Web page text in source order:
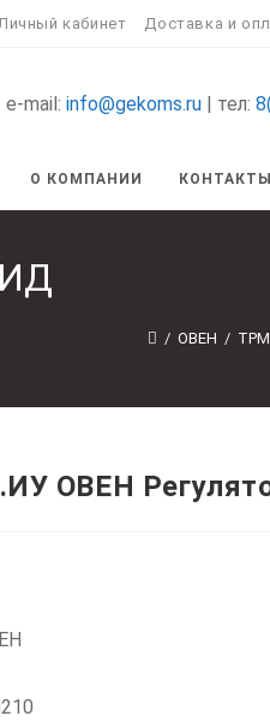
кабинет Доставка и
e-mail: info@gekoms.ru | тел:
О КОМПАНИИ КОНТАКТЫ
/ ОВЕН /
ОВЕН